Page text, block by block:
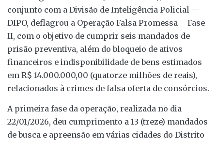
conjunto com a Divisão de Inteligência Policial —
DIPO, deflagrou a Operação Falsa Promessa – Fase
II, com o objetivo de cumprir seis mandados de
prisão preventiva, além do bloqueio de ativos
financeiros e indisponibilidade de bens estimados
em R$ 14.000.000,00 (quatorze milhões de reais),
relacionados à crimes de falsa oferta de consórcios.
A primeira fase da operação, realizada no dia
22/01/2026, deu cumprimento a 13 (treze) mandados
de busca e apreensão em várias cidades do Distrito